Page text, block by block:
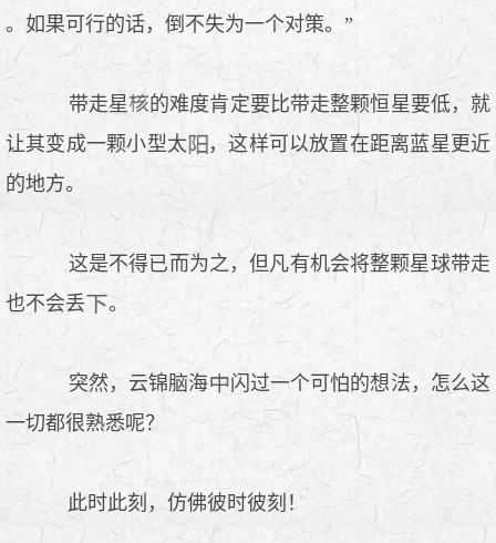
。如果可行的话，倒不失为一个对策。”
带走星
的难度肯定要比带走整颗恒星要低，就
让其变成一颗小型太
，这样可以放置在距离蓝星更近
的地方。
这是不得已而为之，但凡有机会将整颗星球带走
也不会丢
。
突然，云锦脑海
闪过一个可怕的想法，怎么这
一切都很熟悉呢？
此时此刻，仿佛彼时彼刻！